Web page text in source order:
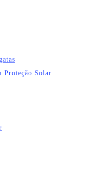
Proteção Solar